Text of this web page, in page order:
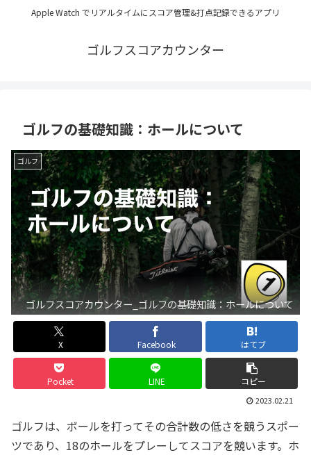
Apple Watch でリアルタイムにスコア管理&打点記録できるアプリ
ゴルフスコアカウンター
ゴルフの基礎知識：ホールについて
ゴルフ
ゴルフスコアカウンター_ゴルフの基礎知識：ホールについて
X Facebook はてブ
Pocket LINE コピー
2023.02.21
ゴルフは、ボールを打ってその合計数の低さを競うスポー
ツであり、18のホールをプレーしてスコアを競います。ホ